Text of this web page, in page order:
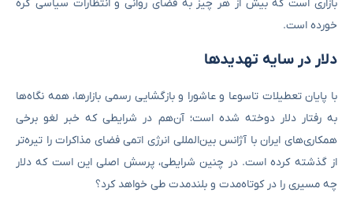
بازاری است که بیش از هر چیز به فضای روانی و انتظارات سیاسی گره
خورده است.
دلار در سایه تهدیدها
با پایان تعطیلات تاسوعا و عاشورا و بازگشایی رسمی بازارها، همه نگاه‌ها
به رفتار دلار دوخته شده است؛ آن‌هم در شرایطی که خبر لغو برخی
همکاری‌های ایران با آژانس بین‌المللی انرژی اتمی فضای مذاکرات را تیره‌تر
از گذشته کرده است. در چنین شرایطی، پرسش اصلی این است که دلار
چه مسیری را در کوتاه‌مدت و بلندمدت طی خواهد کرد؟